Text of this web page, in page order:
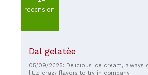
recensioni
Dal gelatèe
05/09/2025: Delicious ice cream, always
little crazy flavors to try in company